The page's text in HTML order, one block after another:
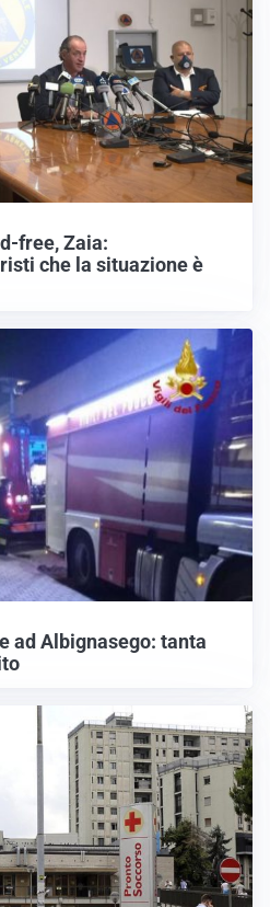
free, Zaia:
che la situazione è
ad Albignasego: tanta